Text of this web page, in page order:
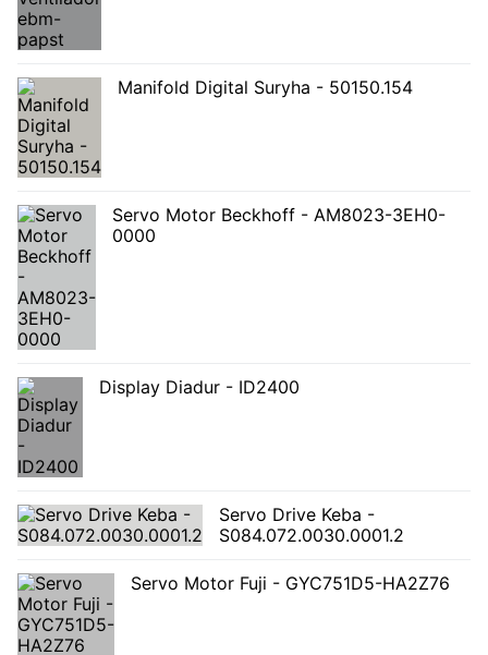
Manifold Digital Suryha - 50150.154
Servo Motor Beckhoff - AM8023-3EH0-
0000
Display Diadur - ID2400
Servo Drive Keba -
S084.072.0030.0001.2
Servo Motor Fuji - GYC751D5-HA2Z76